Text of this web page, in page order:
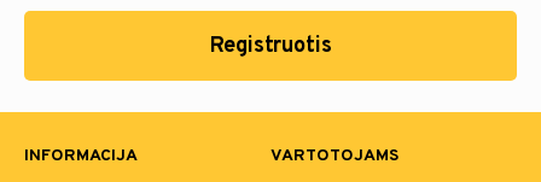
Registruotis
INFORMACIJA VARTOTOJAMS